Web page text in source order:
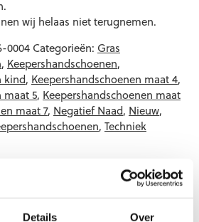
Details Over
wij helaas niet terugnemen.
0004 Categorieën: Gras
, Keepershandschoenen,
kind, Keepershandschoenen maat 4,
maat 5, Keepershandschoenen maat
maat 7, Negatief Naad, Nieuw,
, Techniek